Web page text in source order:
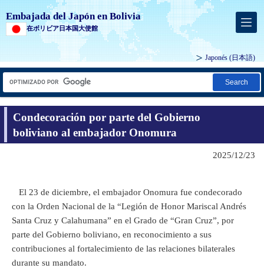
Embajada del Japón en Bolivia
在ボリビア日本国大使館
Japonés (日本語)
Search
Condecoración por parte del Gobierno
boliviano al embajador Onomura
2025/12/23
El 23 de diciembre, el embajador Onomura fue condecorado
con la Orden Nacional de la “Legión de Honor Mariscal Andrés
Santa Cruz y Calahumana” en el Grado de “Gran Cruz”, por
parte del Gobierno boliviano, en reconocimiento a sus
contribuciones al fortalecimiento de las relaciones bilaterales
durante su mandato.